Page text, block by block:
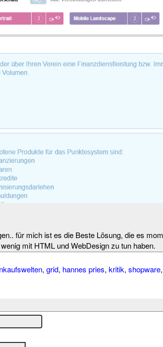
für mich ist es die Beste Lösung, die es
mit HTML und WebDesign zu tun haben.
, grid, hannes pries, kritik, shopware,